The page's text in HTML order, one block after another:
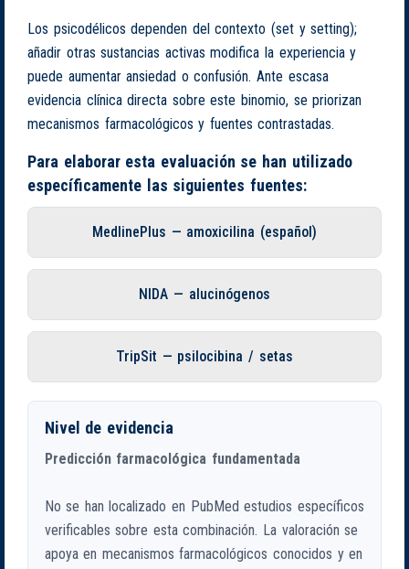
Los psicodélicos dependen del contexto (set y setting);
añadir otras sustancias activas modifica la experiencia y
puede aumentar ansiedad o confusión. Ante escasa
evidencia clínica directa sobre este binomio, se priorizan
mecanismos farmacológicos y fuentes contrastadas.
Para elaborar esta evaluación se han utilizado
específicamente las siguientes fuentes:
MedlinePlus — amoxicilina (español)
NIDA — alucinógenos
TripSit — psilocibina / setas
Nivel de evidencia
Predicción farmacológica fundamentada
No se han localizado en PubMed estudios específicos
verificables sobre esta combinación. La valoración se
apoya en mecanismos farmacológicos conocidos y en